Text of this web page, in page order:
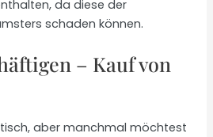
da diese der
schaden können.
– Kauf von
aber manchmal möchtest